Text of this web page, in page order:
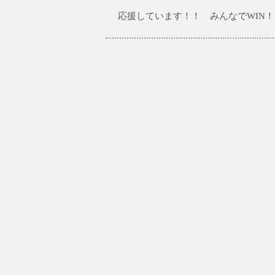
応援しています！！ みんなでWIN